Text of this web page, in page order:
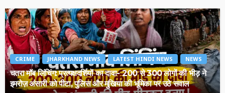
CRIME JHARKHAND NEWS LATEST HINDI NEWS NEWS
चतरा मॉब लिंचिंग: प्रत्यक्षदर्शियों का दावा- 200 से 300 लोगों की भीड़ ने
इमरोज़ अंसारी को पीटा, पुलिस और मुखिया की भूमिका पर उठे सवाल